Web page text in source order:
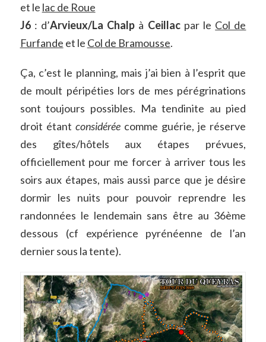
et le lac de Roue
J6: d’Arvieux/La Chalp à Ceillacpar le Col de
Furfande et le Col de Bramousse.
Ça, c’est le planning, mais j’ai bien à l’esprit que
de moult péripéties lors de mes pérégrinations
sont toujours possibles. Ma tendinite au pied
droit étant considéréecomme guérie, je réserve
des gîtes/hôtels aux étapes prévues,
officiellement pour me forcer à arriver tous les
soirs aux étapes, mais aussi parce que je désire
dormir les nuits pour pouvoir reprendre les
randonnées le lendemain sans être au 36ème
dessous (cf expérience pyrénéenne de l’an
dernier sous la tente).